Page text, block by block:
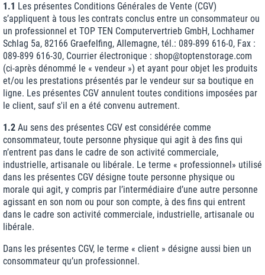
1.1 Les présentes Conditions Générales de Vente (CGV)
s’appliquent à tous les contrats conclus entre un consommateur ou
un professionnel et TOP TEN Computervertrieb GmbH, Lochhamer
Schlag 5a, 82166 Graefelfing, Allemagne, tél.: 089-899 616-0, Fax :
089-899 616-30, Courrier électronique : shop@toptenstorage.com
(ci-après dénommé le « vendeur ») et ayant pour objet les produits
et/ou les prestations présentés par le vendeur sur sa boutique en
ligne. Les présentes CGV annulent toutes conditions imposées par
le client, sauf s'il en a été convenu autrement.
1.2 Au sens des présentes CGV est considérée comme
consommateur, toute personne physique qui agit à des fins qui
n’entrent pas dans le cadre de son activité commerciale,
industrielle, artisanale ou libérale. Le terme « professionnel» utilisé
dans les présentes CGV désigne toute personne physique ou
morale qui agit, y compris par l’intermédiaire d’une autre personne
agissant en son nom ou pour son compte, à des fins qui entrent
dans le cadre son activité commerciale, industrielle, artisanale ou
libérale.
Dans les présentes CGV, le terme « client » désigne aussi bien un
consommateur qu’un professionnel.